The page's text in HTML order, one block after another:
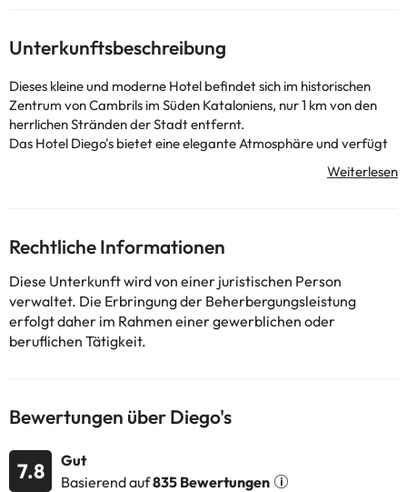
Unterkunftsbeschreibung
Dieses kleine und moderne Hotel befindet sich im historischen
Zentrum von Cambrils im Süden Kataloniens, nur 1 km von den
herrlichen Stränden der Stadt entfernt.
Das Hotel Diego's bietet eine elegante Atmosphäre und verfügt
über das Axia Restaurant, in dem ausgezeichnete moderne
entfernt liegen. Der Themenpark Port Aventura liegt 6 km
entfernt.
Einige der detaillierten Dienstleistungen können bezahlt werden.
Sie können Ihre Preise direkt in der Unterkunft überprüfen. Diese
Informationen können von der Unterkunft geändert werden.
Unterkunft geändert werden. Wenn ihr Fragen habt, kontaktiert
Rechtliche Informationen
Diese Unterkunft wird von einer juristischen Person
verwaltet. Die Erbringung der Beherbergungsleistung
erfolgt daher im Rahmen einer gewerblichen oder
beruflichen Tätigkeit.
Bewertungen über Diego's
7.8
Gut
Basierend auf835 Bewertungen